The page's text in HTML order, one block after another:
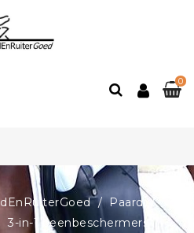
0
Paard
3-in-1 beenbeschermers